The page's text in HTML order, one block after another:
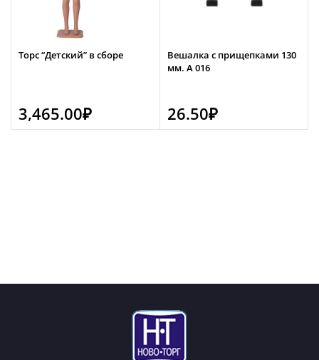
Торс “Детский” в сборе
3,465.00₽
Вешалка с прищепками 130
мм. А 016
26.50₽